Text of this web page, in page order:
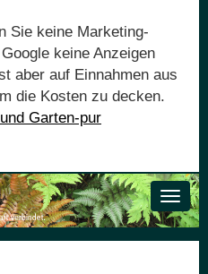
Sie keine Marketing-
keine Anzeigen
aber auf Einnahmen aus
die Kosten zu decken.
Garten-pur
Toggle